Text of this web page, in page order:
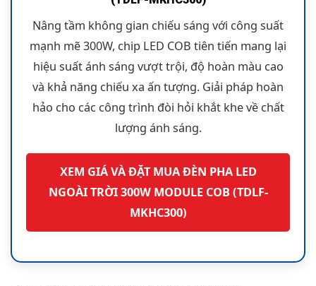
Nâng tầm không gian chiếu sáng với công suất
mạnh mẽ 300W, chip LED COB tiên tiến mang lại
hiệu suất ánh sáng vượt trội, độ hoàn màu cao
và khả năng chiếu xa ấn tượng. Giải pháp hoàn
hảo cho các công trình đòi hỏi khắt khe về chất
lượng ánh sáng.
XEM GIÁ VÀ ĐẶT MUA ĐÈN PHA LED
NGOÀI TRỜI 300W MODULE COB (TDLF-
MKHC300)